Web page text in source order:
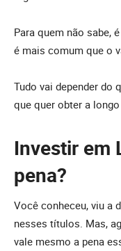
Para quem não sabe,
é mais comum que o
Tudo vai depender do
que quer obter a
Investir em
pena?
Você conheceu, viu a
nesses títulos. Mas,
vale mesmo a pena